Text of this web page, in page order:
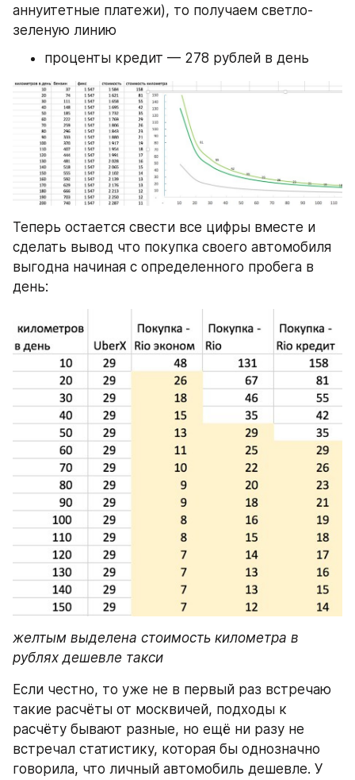
аннуитетные платежи), то получаем светло-
зеленую линию
проценты кредит — 278 рублей в день
Теперь остается свести все цифры вместе и
сделать вывод что покупка своего автомобиля
выгодна начиная с определенного пробега в
день:
желтым выделена стоимость километра в
рублях дешевле такси
Если честно, то уже не в первый раз встречаю
такие расчёты от москвичей, подходы к
расчёту бывают разные, но ещё ни разу не
встречал статистику, которая бы однозначно
говорила, что личный автомобиль дешевле. У